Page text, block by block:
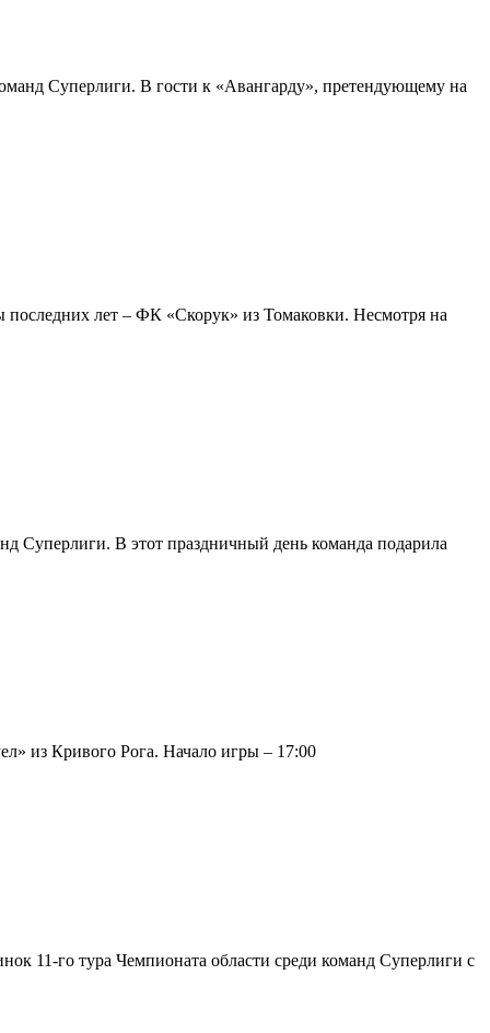
Суперлиги. В гости к «Авангарду», претендующему на
лет – ФК «Скорук» из Томаковки. Несмотря на
Суперлиги. В этот праздничный день команда подарила
из Кривого Рога. Начало игры – 17:00
11-го тура Чемпионата области среди команд Суперлиги с